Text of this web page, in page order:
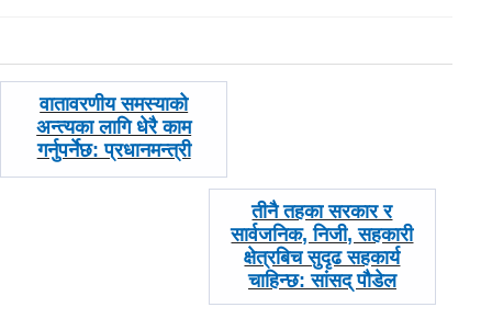
पछिल्लाे
-
वातावरणीय समस्याको
अन्त्यका लागि धेरै काम
गर्नुपर्नेछ: प्रधानमन्त्री
अघिल्लाे
-
तीनै तहका सरकार र
सार्वजनिक, निजी, सहकारी
क्षेत्रबिच सुदृढ सहकार्य
चाहिन्छ: सांसद् पौडेल